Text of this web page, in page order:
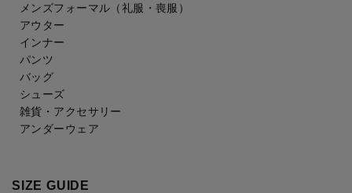
メンズフォーマル （礼服・喪服）
アウター
インナー
パンツ
バッグ
シューズ
雑貨・アクセサリー
アンダーウェア
SIZE GUIDE